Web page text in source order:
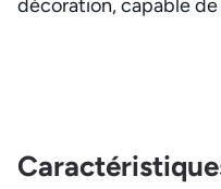
décoration, capable